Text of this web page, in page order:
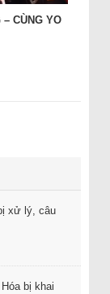
CÙNG YO
xử lý, câu
bị khai